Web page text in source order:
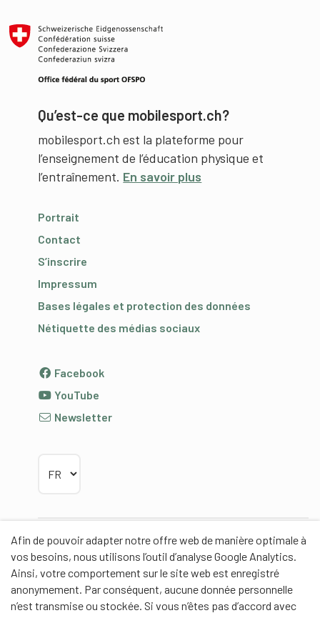
Afin de pouvoir adapter notre offre web de manière optimale à
vos besoins, nous utilisons l’outil d’analyse Google Analytics.
Ainsi, votre comportement sur le site web est enregistré
anonymement. Par conséquent, aucune donnée personnelle
n’est transmise ou stockée. Si vous n’êtes pas d’accord avec
Qu’est-ce que mobilesport.ch?
mobilesport.ch est la plateforme pour
l’enseignement de l’éducation physique et
l’entraînement. En savoir plus
Portrait
Contact
S’inscrire
Impressum
Bases légales et protection des données
Nétiquette des médias sociaux
Facebook
YouTube
Newsletter
Partenaires